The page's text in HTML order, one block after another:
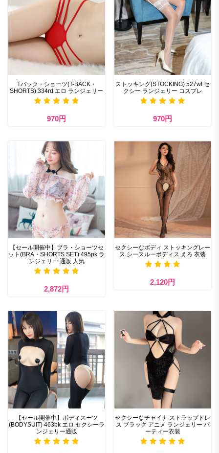
Tバック・ショーツ(T-BACK・
SHORTS) 334rd エロ ランジェリー
970円
ストッキング(STOCKING) 527wt セ
クシー ランジェリー コスプレ
970円
【セール開催中】ブラ・ショーツセ
ット(BRA・SHORTS SET) 495pk ラ
ンジェリー 通販 人気
2,872円
セクシーなボディ ストッキングレー
ス シースルーボディス えろ 衣装
2,120円
【セール開催中】ボディスーツ
(BODYSUIT) 463bk エロ セクシーラ
ンジェリー通販
セクシーなチャイナ ストラップドレ
ス ブラック アニメ ランジェリー パ
ーティー衣装